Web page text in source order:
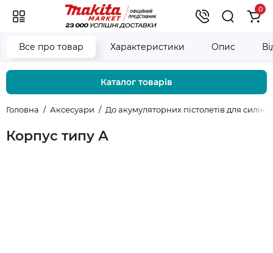
0
Каталог товарів
Головна Аксесуари До акумуляторних пістолетів для
Корпус типу А
Все про товар Характеристики Опис